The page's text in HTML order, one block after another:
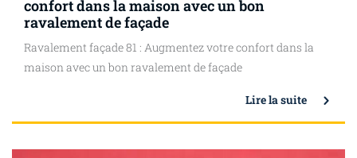
confort dans la maison avec un bon
ravalement de façade
Ravalement façade 81 : Augmentez votre confort dans la
maison avec un bon ravalement de façade
Lire la suite